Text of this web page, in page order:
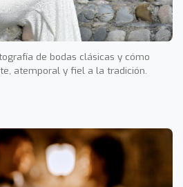
de bodas clásicas y cómo
atemporal y fiel a la tradición.